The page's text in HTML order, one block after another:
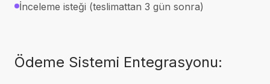
İnceleme isteği (teslimattan 3 gün sonra)
Ödeme Sistemi Entegrasyonu: